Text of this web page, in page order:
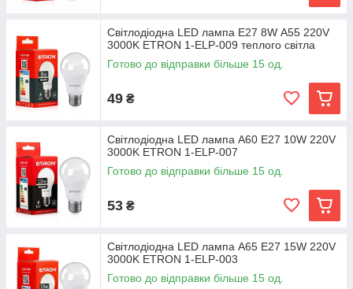
Світлодіодна LED лампа E27 8W А55 220V
3000K ETRON 1-ELP-009 теплого світла
Готово до відправки більше 15 од.
49 ₴
Світлодіодна LED лампа А60 E27 10W 220V
3000K ETRON 1-ELP-007
Готово до відправки більше 15 од.
53 ₴
Світлодіодна LED лампа А65 E27 15W 220V
3000K ETRON 1-ELP-003
Готово до відправки більше 15 од.